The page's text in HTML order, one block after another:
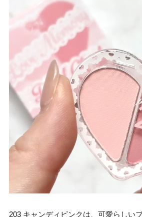
203 キャンディピンクは、可愛らしい